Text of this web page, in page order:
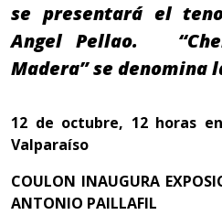
se presentará el
Angel Pellao.
Madera” se denomina
12 de octubre, 12 horas
Valparaíso
COULON INAUGURA
ANTONIO PAILLAFIL